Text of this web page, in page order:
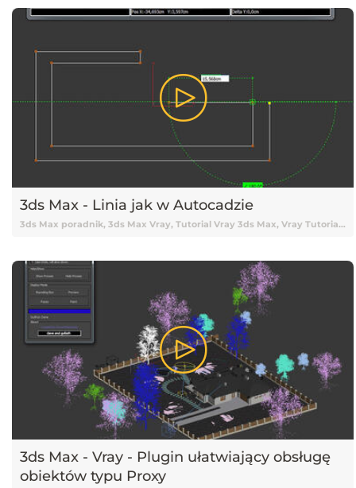
3ds Max - Linia jak w Autocadzie
3ds Max poradnik, 3ds Max Vray, Tutorial Vray 3ds Max, Vray Tutorial, Vray, Vray 3ds Max tutorial, Vray Tutorial 3ds Max, Tutorial 3ds Max, 3ds Max Tutorial, Tutorial 3ds Max Vray, Tutorial online 3ds Max, Tutorial 3ds Max online, Nauka 3ds Max, 3ds Max Nauka, 3ds Max od podstaw, Podstawy 3ds Max, 3ds Max podstawy, Vray, V-ray, Tutorial V-ray, Tutorial Vray online, Darmowy kurs 3ds Max, 3ds Max tutorial Vray, Tutorial, Tutoriale, Darmowy tutorial, Tutorial 3ds Max po polsku, Tutorial 3ds Max pl, 3ds Max tutorial polski, 3ds Max tutorial po polsku, 3ds Max tutorial pl, Tutorial 3ds Max polski, Poradnik, Skrypty, Skrypty 3ds Max, Pluginy 3ds Max, Plugin 3ds Max, 3ds Max Plugin, Wtyczka 3ds Max, Linia 3ds Max, Linia w 3ds Maxie
3ds Max - Vray - Plugin ułatwiający obsługę
obiektów typu Proxy